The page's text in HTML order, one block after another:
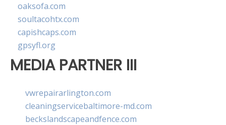
oaksofa.com
soultacohtx.com
capishcaps.com
gpsyfl.org
MEDIA PARTNER III
vwrepairarlington.com
cleaningservicebaltimore-md.com
beckslandscapeandfence.com